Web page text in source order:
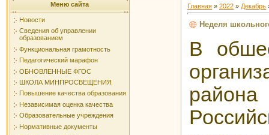
Меню сайта
Новости
Сведения об управлении
образованием
Функциональная грамотность
Педагогический марафон
ОБНОВЛЕННЫЕ ФГОС
ШКОЛА МИНПРОСВЕЩЕНИЯ
Повышение качества образования
Независимая оценка качества
Образовательные учреждения
Нормативные документы
Главная » 2022 » Декабрь
Неделя
В